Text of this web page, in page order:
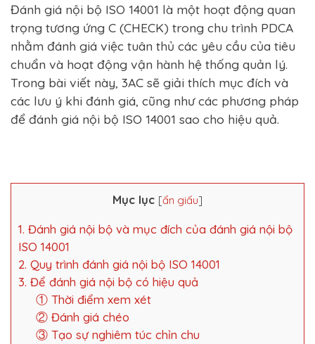
Đánh giá nội bộ ISO 14001 là một hoạt động quan
trọng tương ứng C (CHECK) trong chu trình PDCA
nhằm đánh giá việc tuân thủ các yêu cầu của tiêu
chuẩn và hoạt động vận hành hệ thống quản lý.
Trong bài viết này, 3AC sẽ giải thích mục đích và
các lưu ý khi đánh giá, cũng như các phương pháp
để đánh giá nội bộ ISO 14001 sao cho hiệu quả.
Mục lục [ẩn giấu]
1. Đánh giá nội bộ và mục đích của đánh giá nội bộ
ISO 14001
2. Quy trình đánh giá nội bộ ISO 14001
3. Để đánh giá nội bộ có hiệu quả
① Thời điểm xem xét
② Đánh giá chéo
③ Tạo sự nghiêm túc chỉn chu